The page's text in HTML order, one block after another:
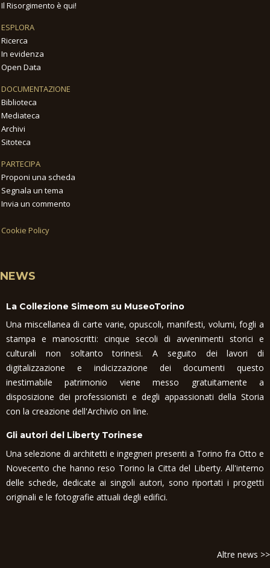
Il Risorgimento è qui!
ESPLORA
Ricerca
In evidenza
Open Data
DOCUMENTAZIONE
Biblioteca
Mediateca
Archivi
Sitoteca
PARTECIPA
Proponi una scheda
Segnala un tema
Invia un commento
Cookie Policy
NEWS
La Collezione Simeom su MuseoTorino
Una miscellanea di carte varie, opuscoli, manifesti, volumi, fogli a
stampa e manoscritti: cinque secoli di avvenimenti storici e
culturali non soltanto torinesi. A seguito dei lavori di
digitalizzazione e indicizzazione dei documenti questo
inestimabile patrimonio viene messo gratuitamente a
disposizione dei professionisti e degli appassionati della Storia
con la creazione dell'Archivio on line.
Gli autori del Liberty Torinese
Una selezione di architetti e ingegneri presenti a Torino fra Otto e
Novecento che hanno reso Torino la Citta del Liberty. All'interno
delle schede, dedicate ai singoli autori, sono riportati i progetti
originali e le fotografie attuali degli edifici.
Altre news >>